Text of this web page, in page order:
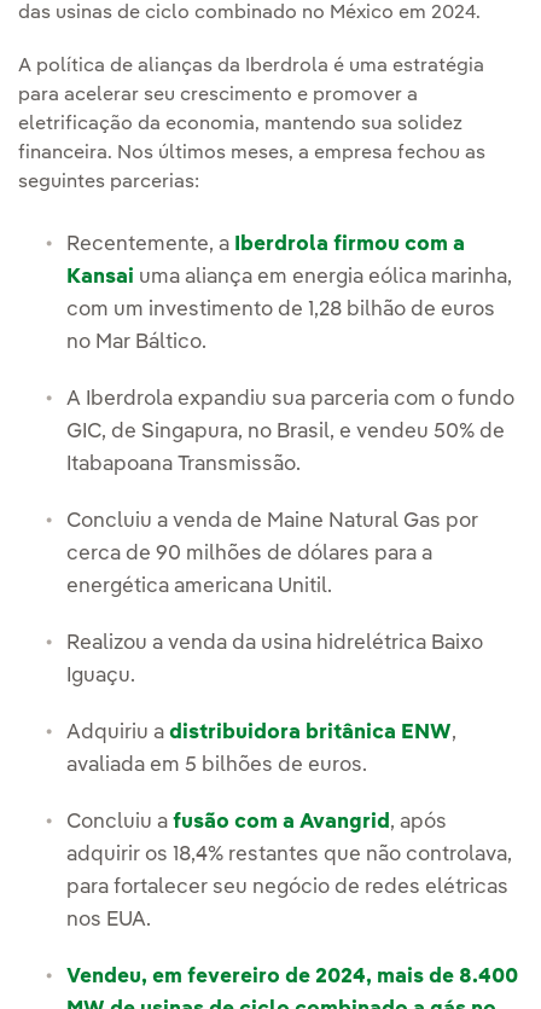
das usinas de ciclo combinado no México em 2024.
A política de alianças da Iberdrola é uma estratégia
para acelerar seu crescimento e promover a
eletrificação da economia, mantendo sua solidez
financeira. Nos últimos meses, a empresa fechou as
seguintes parcerias:
Recentemente, a
Iberdrola firmou com a
Kansai uma aliança em energia eólica marinha,
com um investimento de 1,28 bilhão de euros
no Mar Báltico.
A Iberdrola expandiu sua parceria com o fundo
GIC, de Singapura, no Brasil, e vendeu 50% de
Itabapoana Transmissão.
Concluiu a venda de Maine Natural Gas por
cerca de 90 milhões de dólares para a
energética americana Unitil.
Realizou a venda da usina hidrelétrica Baixo
Iguaçu.
Adquiriu a distribuidora britânica ENW,
avaliada em 5 bilhões de euros.
Concluiu a fusão com a Avangrid , após
adquirir os 18,4% restantes que não controlava,
para fortalecer seu negócio de redes elétricas
nos EUA.
Vendeu, em fevereiro de 2024, mais de 8.400